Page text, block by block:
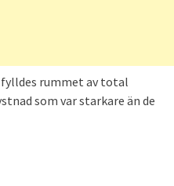
rummet av total
som var starkare än de